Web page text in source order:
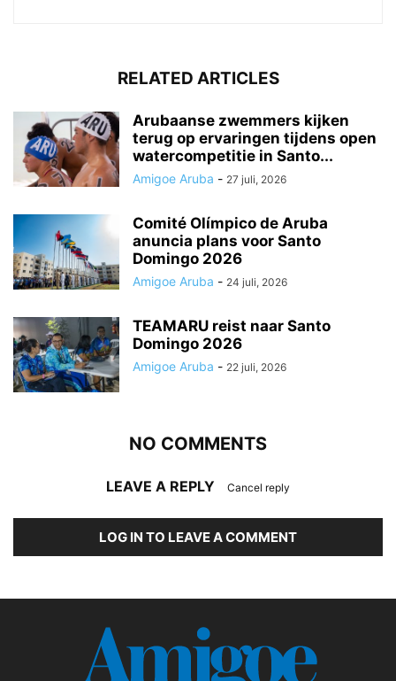
RELATED ARTICLES
Arubaanse zwemmers kijken
terug op ervaringen tijdens open
watercompetitie in Santo...
Amigoe Aruba - 27 juli, 2026
Comité Olímpico de Aruba
anuncia plans voor Santo
Domingo 2026
Amigoe Aruba - 24 juli, 2026
TEAMARU reist naar Santo
Domingo 2026
Amigoe Aruba - 22 juli, 2026
NO COMMENTS
LEAVE A REPLY Cancel reply
LOG IN TO LEAVE A COMMENT